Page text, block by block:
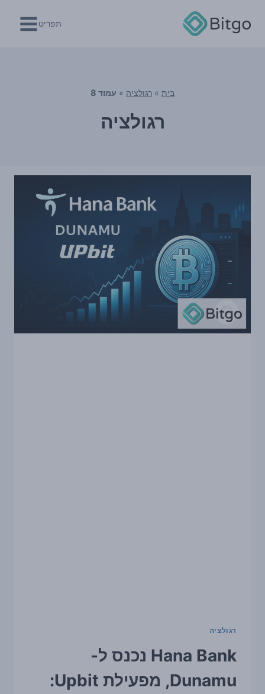
תפריט
בית » רגולציה » עמוד 8
רגולציה
רגולציה
Hana Bank נכנס ל-
Dunamu, מפעילת Upbit: